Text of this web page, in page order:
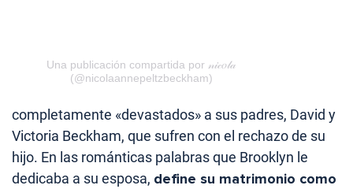
Una publicación compartida por 𝓃𝒾𝒸𝑜𝓁𝒶
(@nicolaannepeltzbeckham)
completamente «devastados» a sus padres, David y
Victoria Beckham, que sufren con el rechazo de su
hijo. En las románticas palabras que Brooklyn le
dedicaba a su esposa, define su matrimonio como